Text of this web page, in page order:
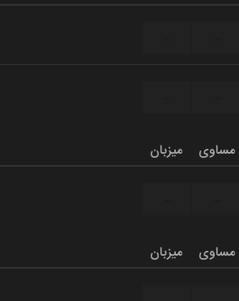
میزبان مساوی
میزبان مساوی